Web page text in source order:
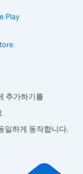
Play
추가하기를
일하게 동작합니다.